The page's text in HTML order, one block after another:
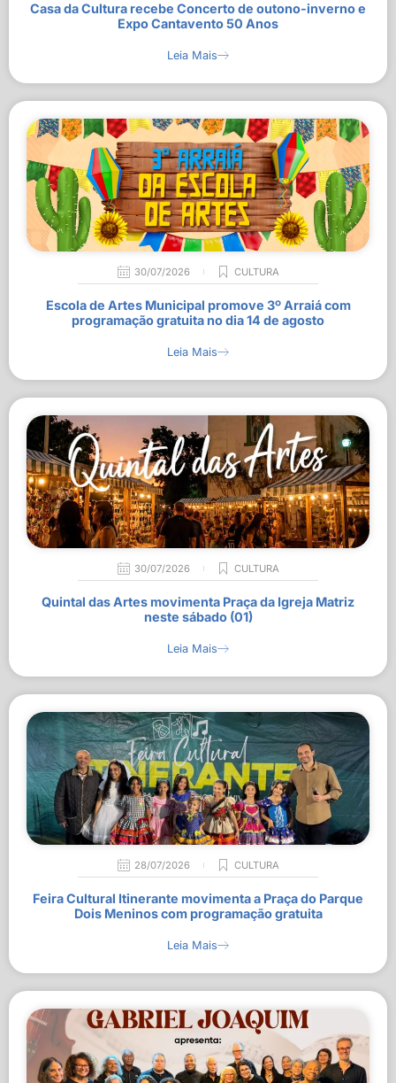
Casa da Cultura recebe Concerto de outono-inverno e
Expo Cantavento 50 Anos
Leia Mais
30/07/2026 CULTURA
Escola de Artes Municipal promove 3º Arraiá com
programação gratuita no dia 14 de agosto
Leia Mais
30/07/2026 CULTURA
Quintal das Artes movimenta Praça da Igreja Matriz
neste sábado (01)
Leia Mais
28/07/2026 CULTURA
Feira Cultural Itinerante movimenta a Praça do Parque
Dois Meninos com programação gratuita
Leia Mais